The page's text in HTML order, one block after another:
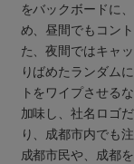
をバックボードに
め、昼間でもコン
た、夜間ではキャ
りばめたランダム
トをワイプさせる
加味し、社名ロゴ
り、成都市内でも
成都市民や、成都